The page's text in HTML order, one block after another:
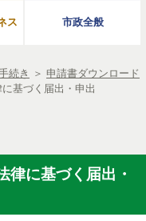
ス 市政全般
続き ＞ 申請書ダウンロード
基づく届出・申出
律に基づく届出・